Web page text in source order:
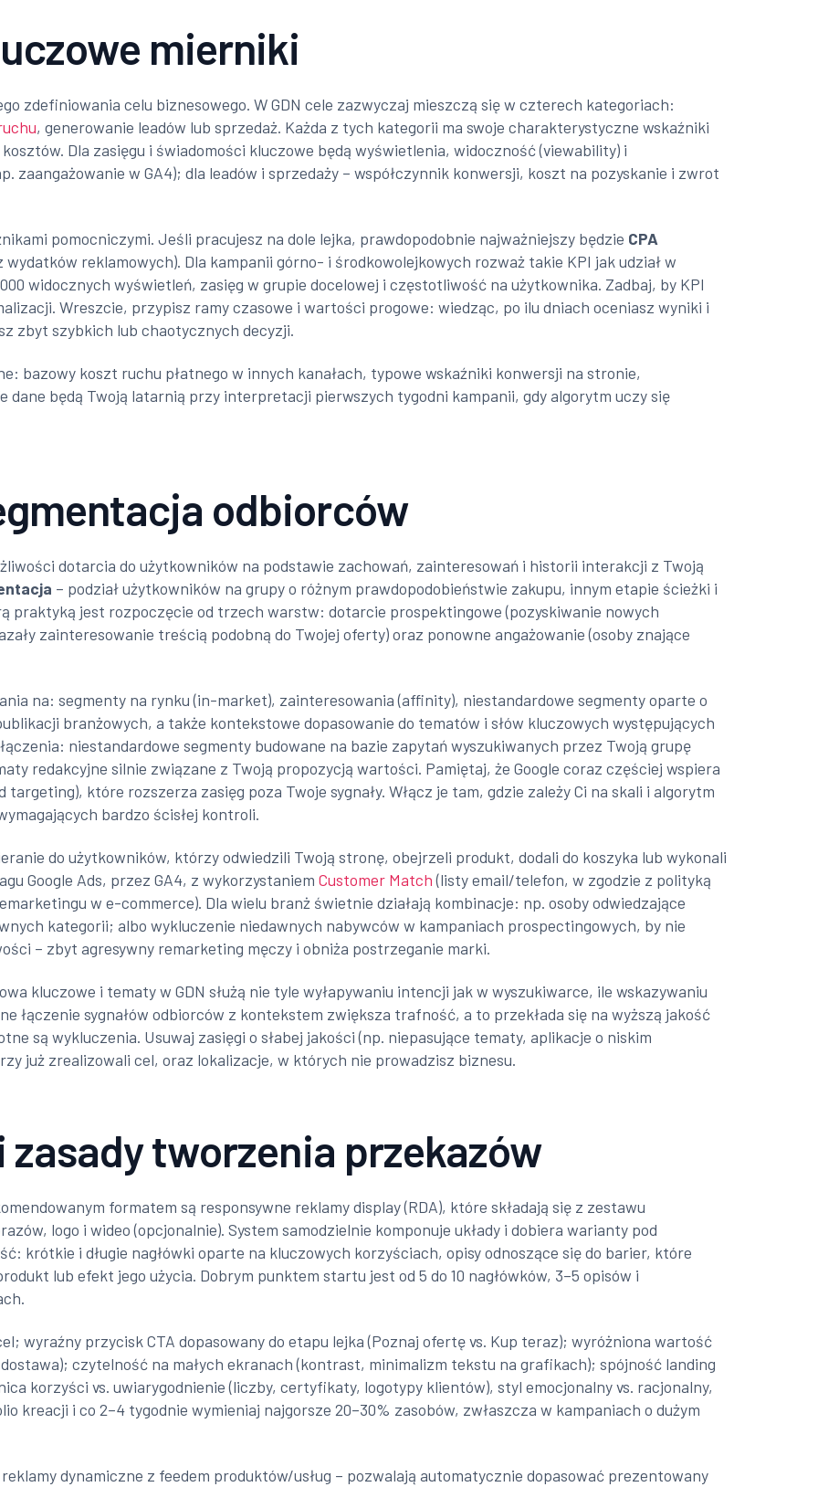
mierniki
zdefiniowania celu biznesowego. W GDN cele zazwyczaj mieszczą się w czterech kategoriach:
, generowanie leadów lub sprzedaż. Każda z tych kategorii ma swoje charakterystyczne wskaźniki
Dla zasięgu i świadomości kluczowe będą wyświetlenia, widoczność (viewability) i
zaangażowanie w GA4); dla leadów i sprzedaży – współczynnik konwersji, koszt na pozyskanie i zwrot
pomocniczymi. Jeśli pracujesz na dole lejka, prawdopodobnie najważniejszy będzie CPA
wydatków reklamowych). Dla kampanii górno- i środkowolejkowych rozważ takie KPI jak udział w
widocznych wyświetleń, zasięg w grupie docelowej i częstotliwość na użytkownika. Zadbaj, by KPI
Wreszcie, przypisz ramy czasowe i wartości progowe: wiedząc, po ilu dniach oceniasz wyniki i
zbyt szybkich lub chaotycznych decyzji.
bazowy koszt ruchu płatnego w innych kanałach, typowe wskaźniki konwersji na stronie,
dane będą Twoją latarnią przy interpretacji pierwszych tygodni kampanii, gdy algorytm uczy się
odbiorców
dotarcia do użytkowników na podstawie zachowań, zainteresowań i historii interakcji z Twoją
– podział użytkowników na grupy o różnym prawdopodobieństwie zakupu, innym etapie ścieżki i
praktyką jest rozpoczęcie od trzech warstw: dotarcie prospektingowe (pozyskiwanie nowych
zainteresowanie treścią podobną do Twojej oferty) oraz ponowne angażowanie (osoby znające
na: segmenty na rynku (in-market), zainteresowania (affinity), niestandardowe segmenty oparte o
branżowych, a także kontekstowe dopasowanie do tematów i słów kluczowych występujących
niestandardowe segmenty budowane na bazie zapytań wyszukiwanych przez Twoją grupę
redakcyjne silnie związane z Twoją propozycją wartości. Pamiętaj, że Google coraz częściej wspiera
które rozszerza zasięg poza Twoje sygnały. Włącz je tam, gdzie zależy Ci na skali i algorytm
bardzo ścisłej kontroli.
do użytkowników, którzy odwiedzili Twoją stronę, obejrzeli produkt, dodali do koszyka lub wykonali
Google Ads, przez GA4, z wykorzystaniemCustomer Match(listy email/telefon, w zgodzie z polityką
w e-commerce). Dla wielu branż świetnie działają kombinacje: np. osoby odwiedzające
kategorii; albo wykluczenie niedawnych nabywców w kampaniach prospectingowych, by nie
– zbyt agresywny remarketing męczy i obniża postrzeganie marki.
kluczowe i tematy w GDN służą nie tyle wyłapywaniu intencji jak w wyszukiwarce, ile wskazywaniu
łączenie sygnałów odbiorców z kontekstem zwiększa trafność, a to przekłada się na wyższą jakość
są wykluczenia. Usuwaj zasięgi o słabej jakości (np. niepasujące tematy, aplikacje o niskim
już zrealizowali cel, oraz lokalizacje, w których nie prowadzisz biznesu.
tworzenia przekazów
formatem są responsywne reklamy display (RDA), które składają się z zestawu
logo i wideo (opcjonalnie). System samodzielnie komponuje układy i dobiera warianty pod
krótkie i długie nagłówki oparte na kluczowych korzyściach, opisy odnoszące się do barier, które
lub efekt jego użycia. Dobrym punktem startu jest od 5 do 10 nagłówków, 3–5 opisów i
wyraźny przycisk CTA dopasowany do etapu lejka (Poznaj ofertę vs. Kup teraz); wyróżniona wartość
czytelność na małych ekranach (kontrast, minimalizm tekstu na grafikach); spójność landing
korzyści vs. uwiarygodnienie (liczby, certyfikaty, logotypy klientów), styl emocjonalny vs. racjonalny,
kreacji i co 2–4 tygodnie wymieniaj najgorsze 20–30% zasobów, zwłaszcza w kampaniach o dużym
dynamiczne z feedem produktów/usług – pozwalają automatycznie dopasować prezentowany